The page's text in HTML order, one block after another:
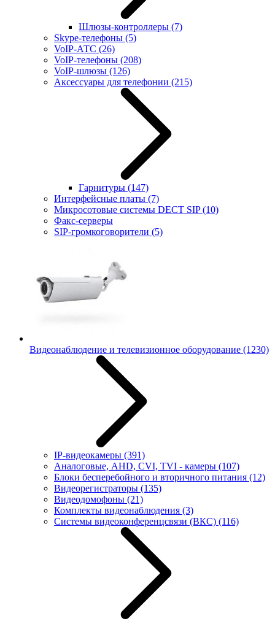
Шлюзы-контроллеры (7)
Skype-телефоны (5)
VoIP-АТС (26)
VoIP-телефоны (208)
VoIP-шлюзы (126)
Аксессуары для телефонии (215)
Гарнитуры (147)
Интерфейсные платы (7)
Микросотовые системы DECT SIP(10)
Факс-серверы
SIP-громкоговорители (5)
Видеонаблюдение и телевизионное оборудование (1230)
IP-видеокамеры (391)
Аналоговые, AHD, CVI, TVI - камеры (107)
Блоки бесперебойного и вторичного питания (12)
Видеорегистраторы (135)
Видеодомофоны (21)
Комплекты видеонаблюдения (3)
Системы видеоконференцсвязи (ВКС) (116)